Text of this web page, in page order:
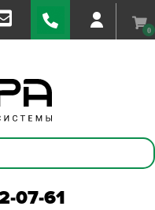
0
07-61